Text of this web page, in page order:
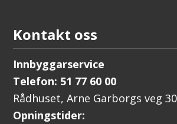
Kontakt oss
Innbyggarservice
Telefon: 51 77 60 00
Rådhuset, Arne Garborgs veg
Opningstider: